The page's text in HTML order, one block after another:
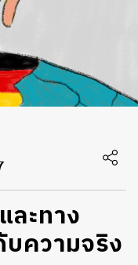
ละทาง
บความจริง